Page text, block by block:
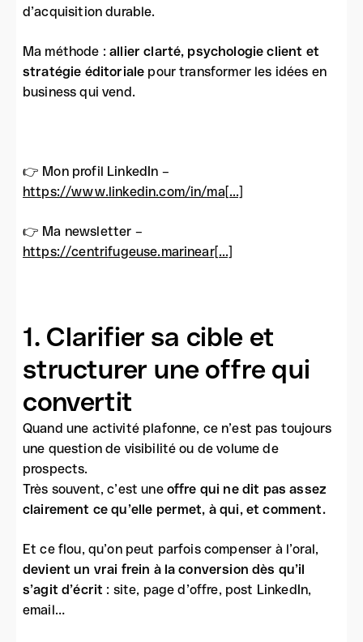
d’acquisition durable.
Ma méthode :allier clarté, psychologie client et
stratégie éditoriale pour transformer les idées en
business qui vend.
👉 Mon profil LinkedIn –
https://www.linkedin.com/in/ma[...]
👉 Ma newsletter –
https://centrifugeuse.marinear[...]
1. Clarifier sa cible et
structurer une offre qui
convertit
Quand une activité plafonne, ce n’est pas toujours
une question de visibilité ou de volume de
prospects.
Très souvent, c’est une offre qui ne dit pas assez
clairement ce qu’elle permet, à qui, et comment.
Et ce flou, qu’on peut parfois compenser à l’oral,
devient un vrai frein à la conversion dès qu’il
s’agit d’écrit : site, page d’offre, post LinkedIn,
email…